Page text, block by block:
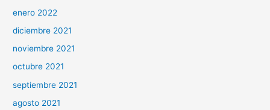
enero 2022
diciembre 2021
noviembre 2021
octubre 2021
septiembre 2021
agosto 2021